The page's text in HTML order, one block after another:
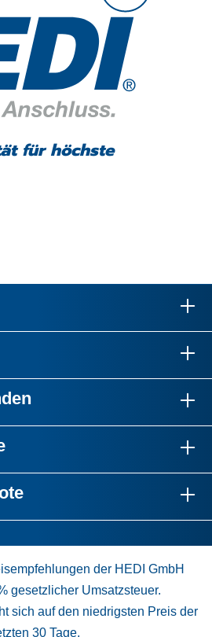
für höchste
der HEDI GmbH
gesetzlicher Umsatzsteuer.
sich auf den niedrigsten Preis der
30 Tage.